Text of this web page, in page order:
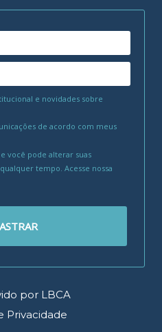
e novidades sobre
de acordo com meus
você pode alterar suas
tempo. Acesse nossa
por LBCA
Privacidade